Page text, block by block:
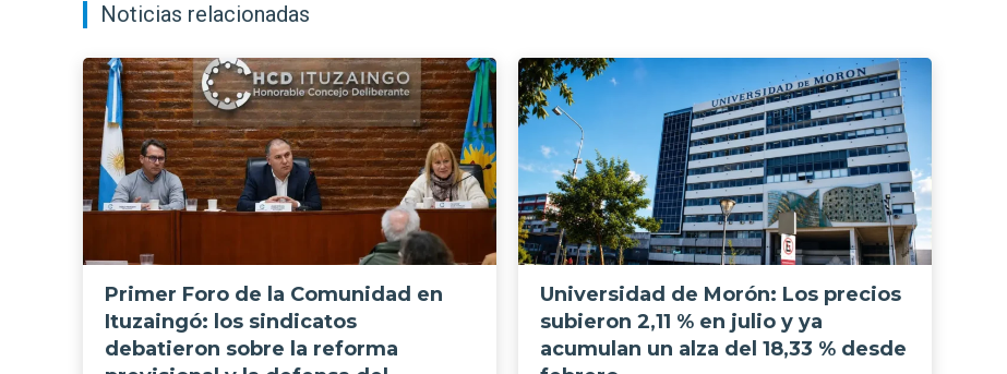
Noticias relacionadas
Primer Foro de la Comunidad en
Ituzaingó: los sindicatos
debatieron sobre la reforma
Universidad de Morón: Los precios
subieron 2,11 % en julio y ya
acumulan un alza del 18,33 % desde